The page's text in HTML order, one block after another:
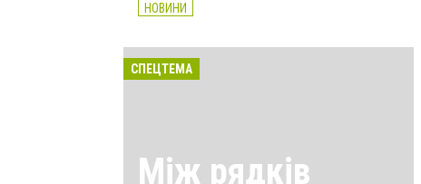
НОВИНИ
СПЕЦТЕМА
Між рядків